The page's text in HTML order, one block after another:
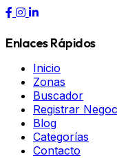
Enlaces Rápidos
Inicio
Zonas
Buscador
Registrar
Blog
Categorías
Contacto